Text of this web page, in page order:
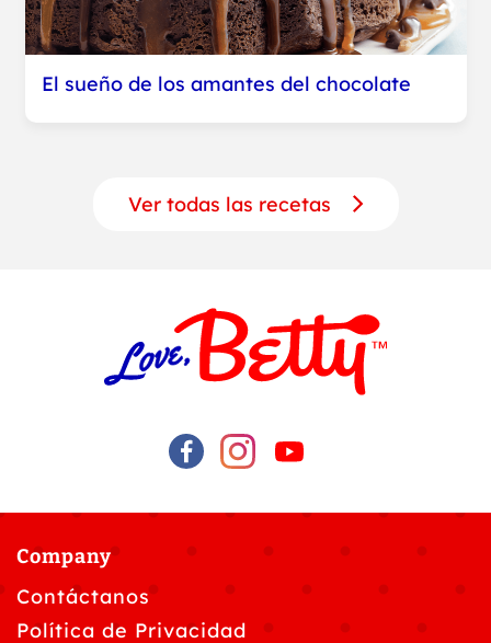
El sueño de los amantes del chocolate
Ver todas las recetas
Company
Contáctanos
Política de Privacidad